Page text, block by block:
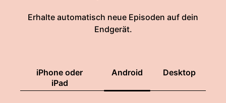
Erhalte automatisch neue Episoden auf dein
Endgerät.
iPhone oder
iPad
Android Desktop